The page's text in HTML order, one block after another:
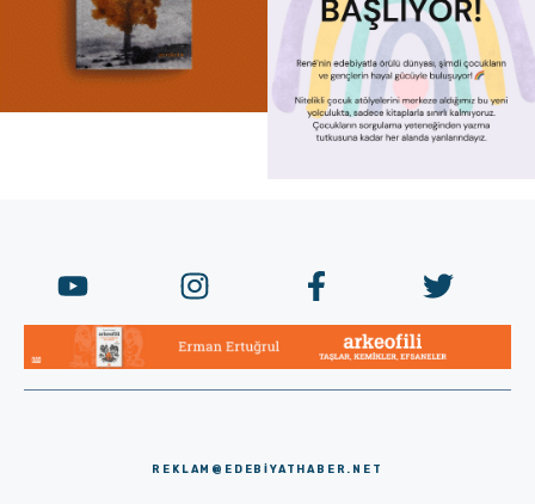
REKLAM@EDEBIYATHABER.NET